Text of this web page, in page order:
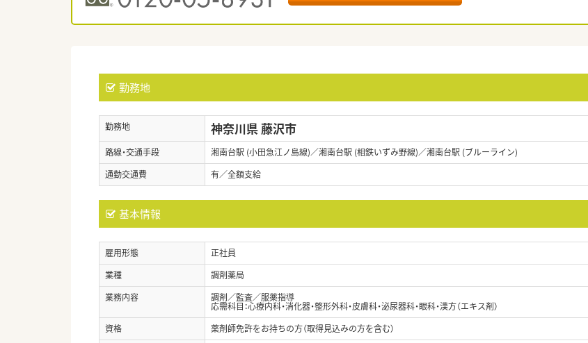
勤務地
勤務地 神奈川県 藤沢市
路線・交通手段
湘南台駅 (小田急江ノ島線)／湘南台駅 (相鉄いずみ野線)／湘南台駅 (ブルーライン)
通勤交通費
有／全額支給
基本情報
雇用形態
正社員
業種
調剤薬局
業務内容
調剤／監査／服薬指導
応需科目：心療内科・消化器・整形外科・皮膚科・泌尿器科・眼科・漢方（エキス剤）
資格
薬剤師免許をお持ちの方（取得見込みの方を含む）